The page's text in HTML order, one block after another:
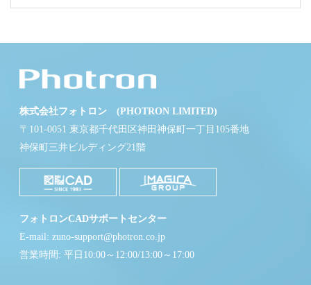
株式会社フォトロン (PHOTRON LIMITED)
〒101-0051 東京都千代田区神田神保町一丁目105番地
神保町三井ビルディング21階
フォトロンCADサポートセンター
E-mail: zuno-support@photron.co.jp
営業時間: 平日10:00～12:00/13:00～17:00